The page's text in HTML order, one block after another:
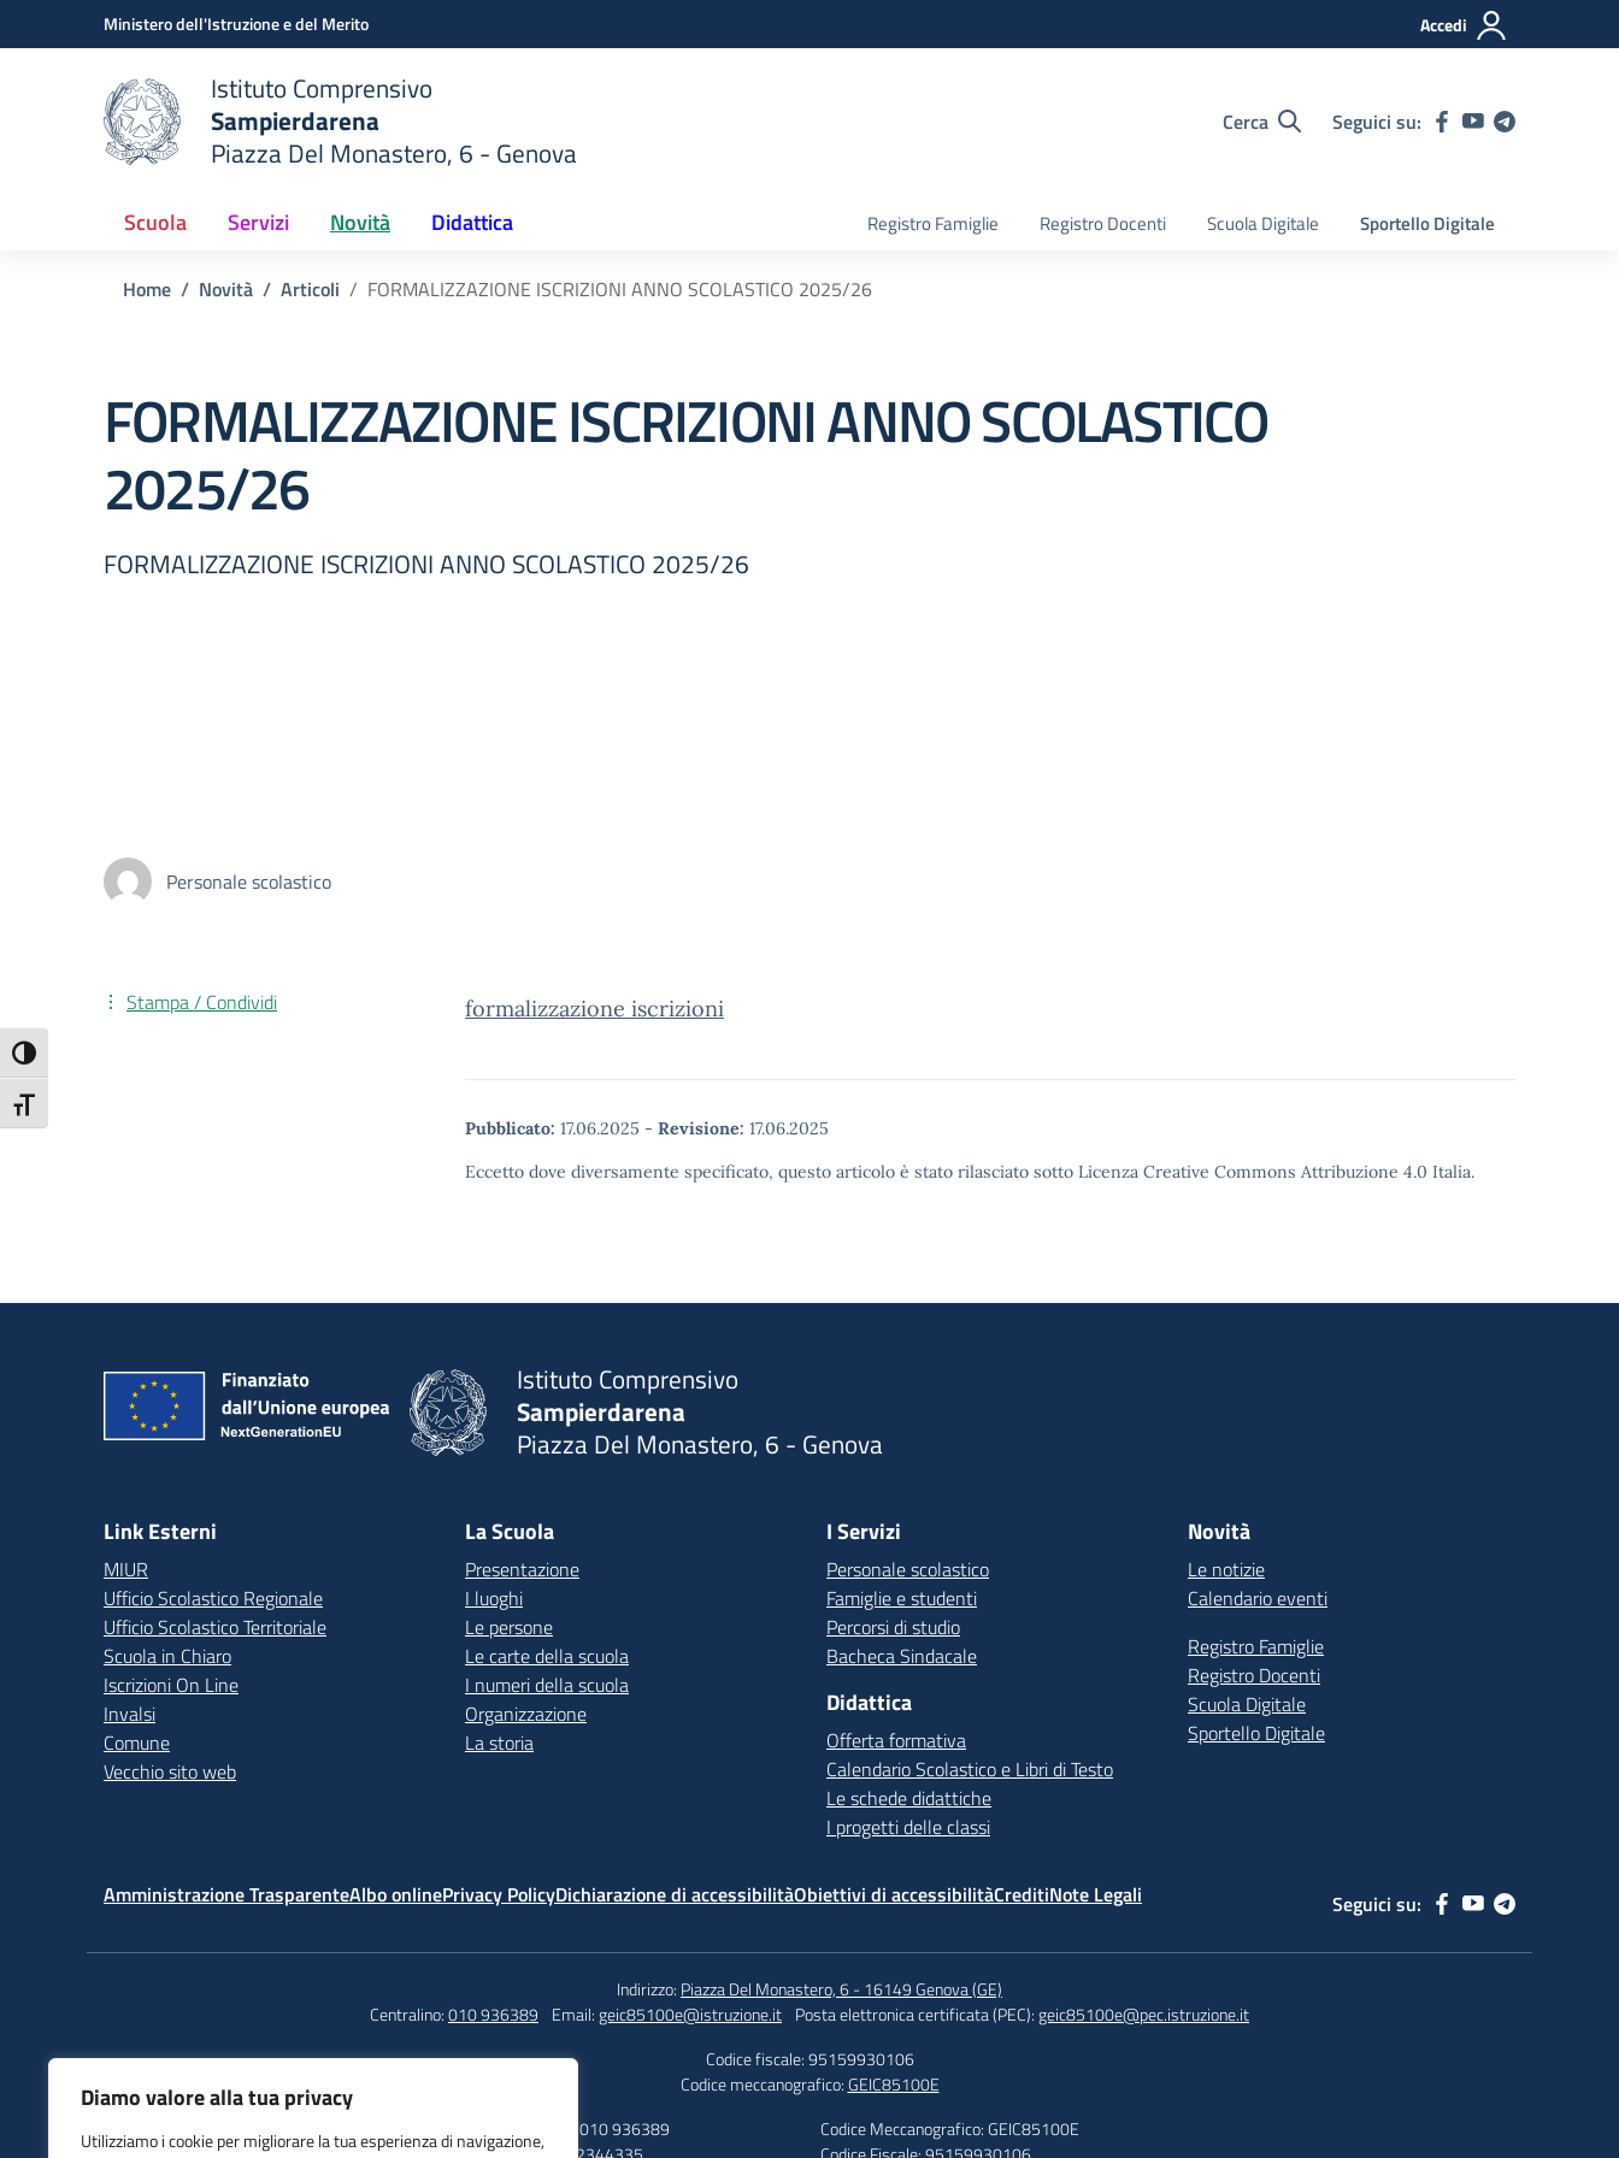
Diamo valore alla tua privacy
Utilizziamo i cookie per migliorare la tua esperienza di navigazione,
Attiva/disattiva alto contrasto
Attiva/disattiva dimensione testo
Vai ai contenuti
Vai al menu di navigazioneMinistero dell'Istruzione e del Merito Accedi
scuola
Istituto Comprensivo
Sampierdarena
Piazza Del Monastero, 6 - Genova
Cerca Seguici su:
Scuola Servizi Novità Didattica Registro Famiglie Registro Docenti Scuola Digitale Sportello Digitale
Home Novità Articoli FORMALIZZAZIONE ISCRIZIONI ANNO SCOLASTICO 2025/26
FORMALIZZAZIONE ISCRIZIONI ANNO SCOLASTICO
2025/26
FORMALIZZAZIONE ISCRIZIONI ANNO SCOLASTICO 2025/26
Personale scolastico
formalizzazione iscrizioni
Pubblicato: 17.06.2025 - Revisione: 17.06.2025
Eccetto dove diversamente specificato, questo articolo è stato rilasciato sotto Licenza Creative Commons Attribuzione 4.0 Italia.
Stampa / Condividi
Istituto Comprensivo
Sampierdarena
Piazza Del Monastero, 6 - Genova
Link Esterni
MIUR
Ufficio Scolastico Regionale
Ufficio Scolastico Territoriale
Scuola in Chiaro
Iscrizioni On Line
Invalsi
Comune
Vecchio sito web
La Scuola
Presentazione
I luoghi
Le persone
Le carte della scuola
I numeri della scuola
Organizzazione
La storia
I Servizi
Personale scolastico
Famiglie e studenti
Percorsi di studio
Bacheca Sindacale
Didattica
Offerta formativa
Calendario Scolastico e Libri di Testo
Le schede didattiche
I progetti delle classi
Novità
Le notizie
Calendario eventi
Registro Famiglie
Registro Docenti
Scuola Digitale
Sportello Digitale
Amministrazione TrasparenteAlbo onlinePrivacy PolicyDichiarazione di accessibilitàObiettivi di accessibilitàCreditiNote Legali Seguici su:
Indirizzo: Piazza Del Monastero, 6 - 16149 Genova (GE)
Centralino:010 936389 Email:geic85100e@istruzione.it Posta elettronica certificata (PEC):geic85100e@pec.istruzione.it
Codice fiscale: 95159930106
Codice meccanografico:GEIC85100E
Telefono: 010 936389
Codice Meccanografico: GEIC85100E